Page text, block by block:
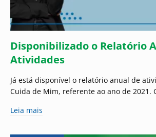
Disponibilizado o Relatório
Atividades
Já está disponível o relatório anual de
Cuida de Mim, referente ao ano de 2021.
Leia mais